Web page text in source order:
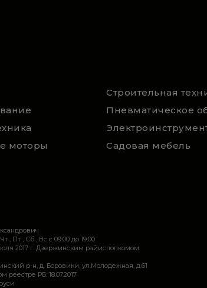
Строительная
Пневматическое
моторы
Садовая мебель
, Пт , Сб , Вс c 09:00 до 19:00
2017 г. Дзержинским райисполкомом
р-н, д. Боровики, ул.Молодежная, д.61
реестре РБ: 18.07.2017